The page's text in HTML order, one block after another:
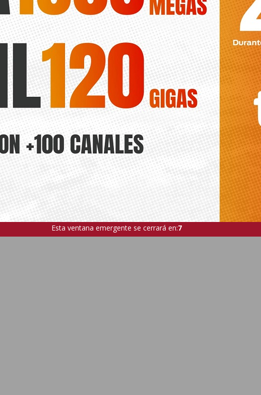
Esta ventana emergente se cerrará en:6